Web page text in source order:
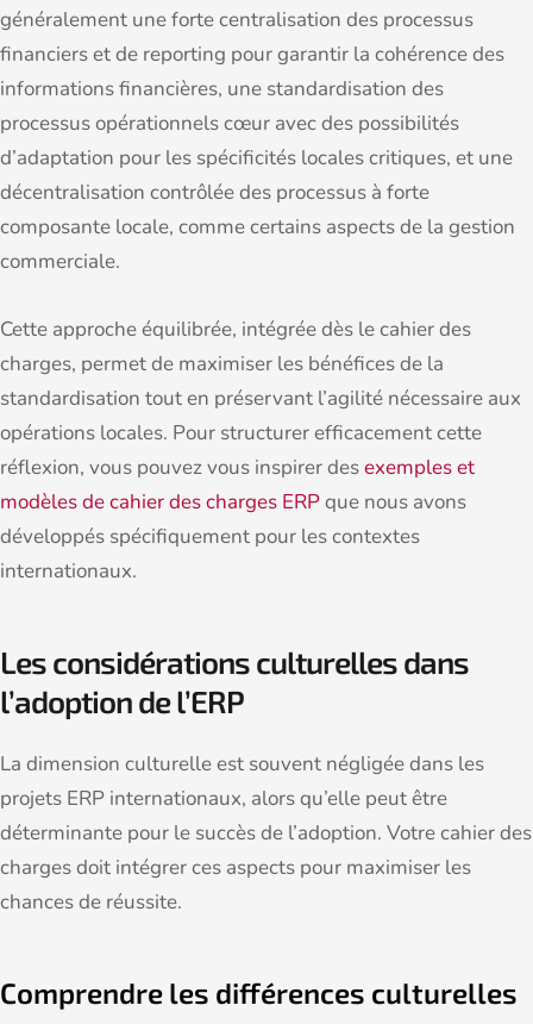
généralement une forte centralisation des processus
financiers et de reporting pour garantir la cohérence des
informations financières, une standardisation des
processus opérationnels cœur avec des possibilités
d’adaptation pour les spécificités locales critiques, et une
décentralisation contrôlée des processus à forte
composante locale, comme certains aspects de la gestion
commerciale.
Cette approche équilibrée, intégrée dès le cahier des
charges, permet de maximiser les bénéfices de la
standardisation tout en préservant l’agilité nécessaire aux
opérations locales. Pour structurer efficacement cette
réflexion, vous pouvez vous inspirer desexemples et
modèles de cahier des charges ERPque nous avons
développés spécifiquement pour les contextes
internationaux.
Les considérations culturelles dans
l’adoption de l’ERP
La dimension culturelle est souvent négligée dans les
projets ERP internationaux, alors qu’elle peut être
déterminante pour le succès de l’adoption. Votre cahier des
charges doit intégrer ces aspects pour maximiser les
chances de réussite.
Comprendre les différences culturelles